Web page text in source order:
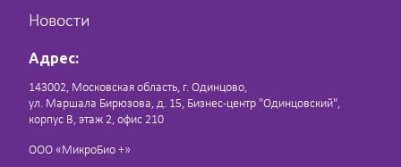
Новости
Адрес:
143002, Московская область, г. Одинцово,
ул. Маршала Бирюзова, д. 15, Бизнес-центр "Одинцовский",
корпус В, этаж 2, офис 210
ООО «МикроБио +»